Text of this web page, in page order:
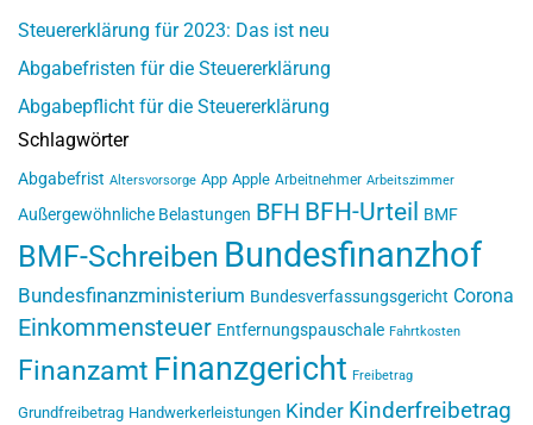
Steuererklärung für 2023: Das ist neu
Abgabefristen für die Steuererklärung
Abgabepflicht für die Steuererklärung
Schlagwörter
Abgabefrist Altersvorsorge App Apple Arbeitnehmer Arbeitszimmer
Außergewöhnliche Belastungen BFH BFH-Urteil BMF
BMF-Schreiben Bundesfinanzhof
Bundesfinanzministerium Bundesverfassungsgericht Corona
Einkommensteuer Entfernungspauschale Fahrtkosten
Finanzamt Finanzgericht Freibetrag
Grundfreibetrag Handwerkerleistungen Kinder Kinderfreibetrag